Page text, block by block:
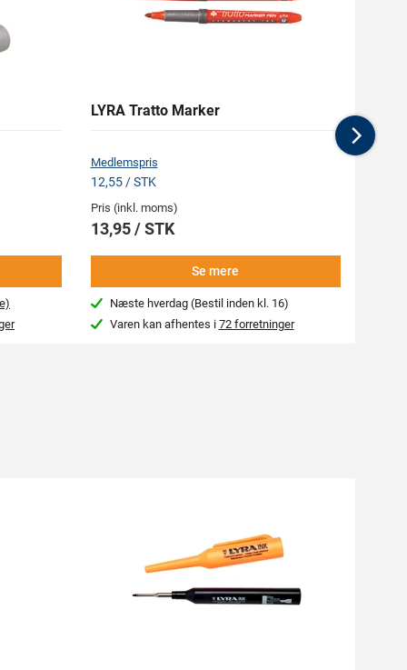
LYRA Tratto Marker
Medlemspris
12,55 / STK
Pris (inkl. moms)
13,95 / STK
Se mere
Næste hverdag (Bestil inden kl. 16)
Varen kan afhentes i 72 forretninger